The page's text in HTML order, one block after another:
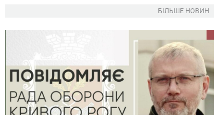
БІЛЬШЕ НОВИН